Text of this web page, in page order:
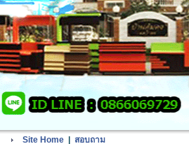
Site Home สอบถาม